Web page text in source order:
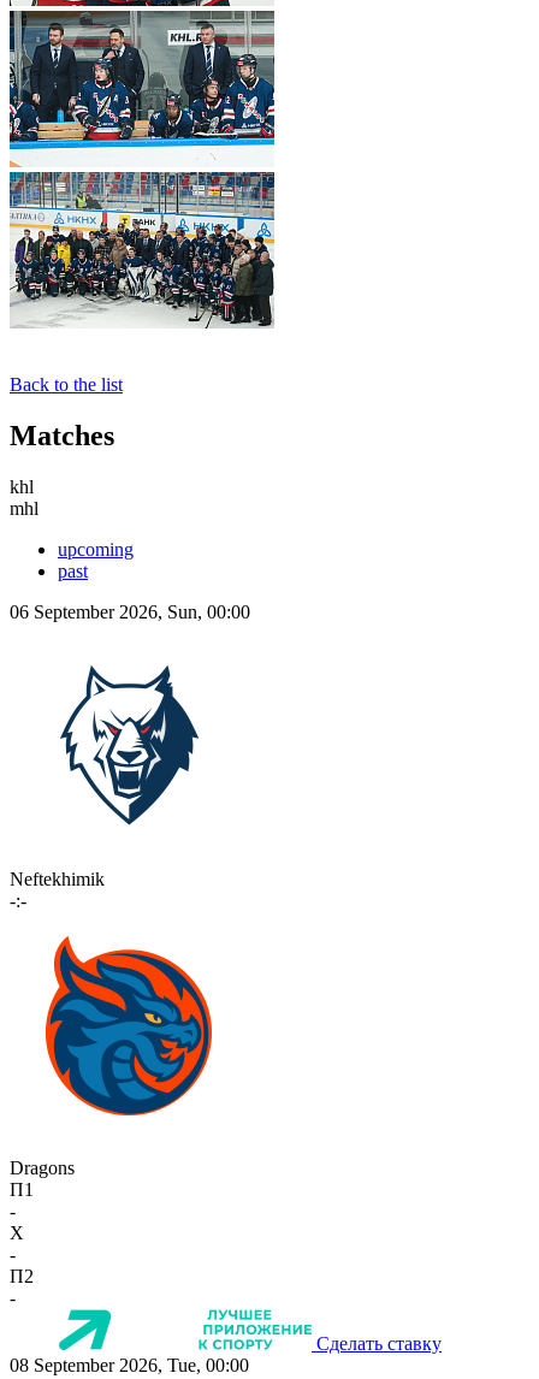
Back to the list
Matches
khl
mhl
upcoming
past
06 September 2026, Sun, 00:00
Neftekhimik
-:-
Dragons
П1
-
X
-
П2
-
Сделать ставку
08 September 2026, Tue, 00:00